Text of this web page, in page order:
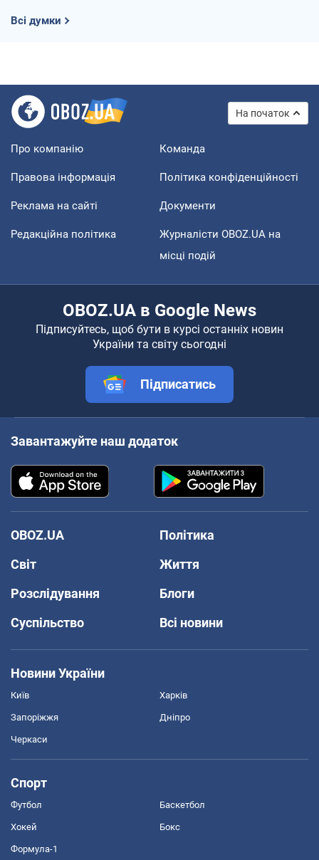
Всі думки
На початок
Про компанію Команда
Правова інформація Політика конфіденційності
Реклама на сайті Документи
Редакційна політика
Журналісти OBOZ.UA на
місці подій
OBOZ.UA в Google News
Підписуйтесь, щоб бути в курсі останніх новин
України та світу сьогодні
Підписатись
Завантажуйте наш додаток
OBOZ.UA
Політика
Світ
Життя
Розслідування
Блоги
Суспільство
Всі новини
Новини України
Київ Харків
Запоріжжя Дніпро
Черкаси
Спорт
Футбол Баскетбол
Хокей Бокс
Формула-1